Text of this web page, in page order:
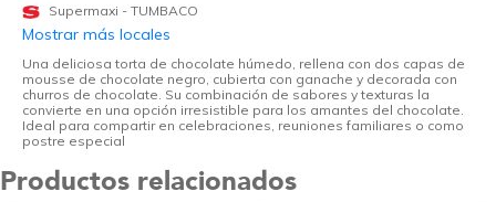
Supermaxi - TUMBACO
Mostrar más locales
Una deliciosa torta de chocolate húmedo, rellena con dos capas de
mousse de chocolate negro, cubierta con ganache y decorada con
churros de chocolate. Su combinación de sabores y texturas la
convierte en una opción irresistible para los amantes del chocolate.
Ideal para compartir en celebraciones, reuniones familiares o como
postre especial
Productos relacionados